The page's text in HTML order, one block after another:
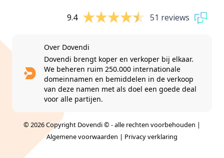
9.4 51 reviews
Over Dovendi
Dovendi brengt koper en verkoper bij elkaar.
We beheren ruim 250.000 internationale
domeinnamen en bemiddelen in de verkoop
van deze namen met als doel een goede deal
voor alle partijen.
© 2026 Copyright Dovendi © - alle rechten voorbehouden |
Algemene voorwaarden | Privacy verklaring